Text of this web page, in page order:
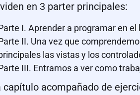
en 3 parter principales:
I. Aprender a programar en
II. Una vez que
las vistas y los
III. Entramos a ver como
capítulo acompañado de